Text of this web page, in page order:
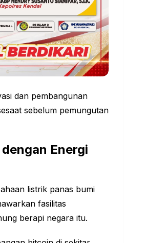
dan pembangunan
sebelum pemungutan
Energi
listrik panas bumi
fasilitas
berapi negara itu.